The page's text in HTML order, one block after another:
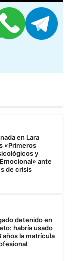
en Lara
«Primeros
y
ante
de crisis
detenido en
habría usado
años la matrícula